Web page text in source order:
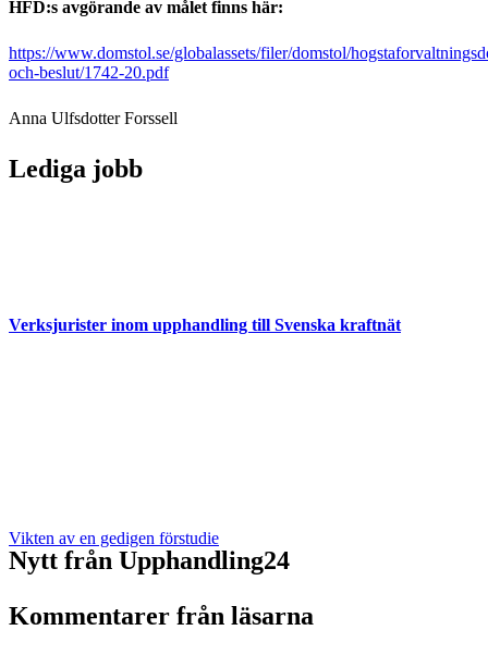
HFD:s avgörande av målet finns här:
https://www.domstol.se/globalassets/filer/domstol/
och-beslut/1742-20.pdf
Anna Ulfsdotter Forssell
Lediga jobb
Verksjurister inom upphandling till Svenska kraftnät
Vikten av en gedigen förstudie
Nytt från Upphandling24
Kommentarer från läsarna